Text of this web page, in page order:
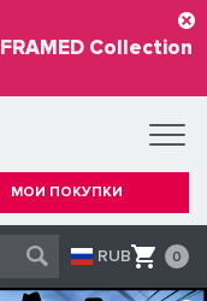
FRAMED Collection
МОИ ПОКУПКИ
RUB 0